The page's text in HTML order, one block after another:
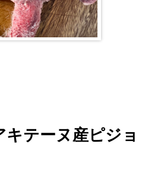
キテーヌ産ピジョ